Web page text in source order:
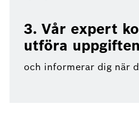
3. Vår expert
utföra
och informerar dig när